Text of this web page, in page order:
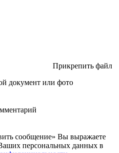
Прикрепить файл
документ или фото
сообщение» Вы выражаете
персональных данных в